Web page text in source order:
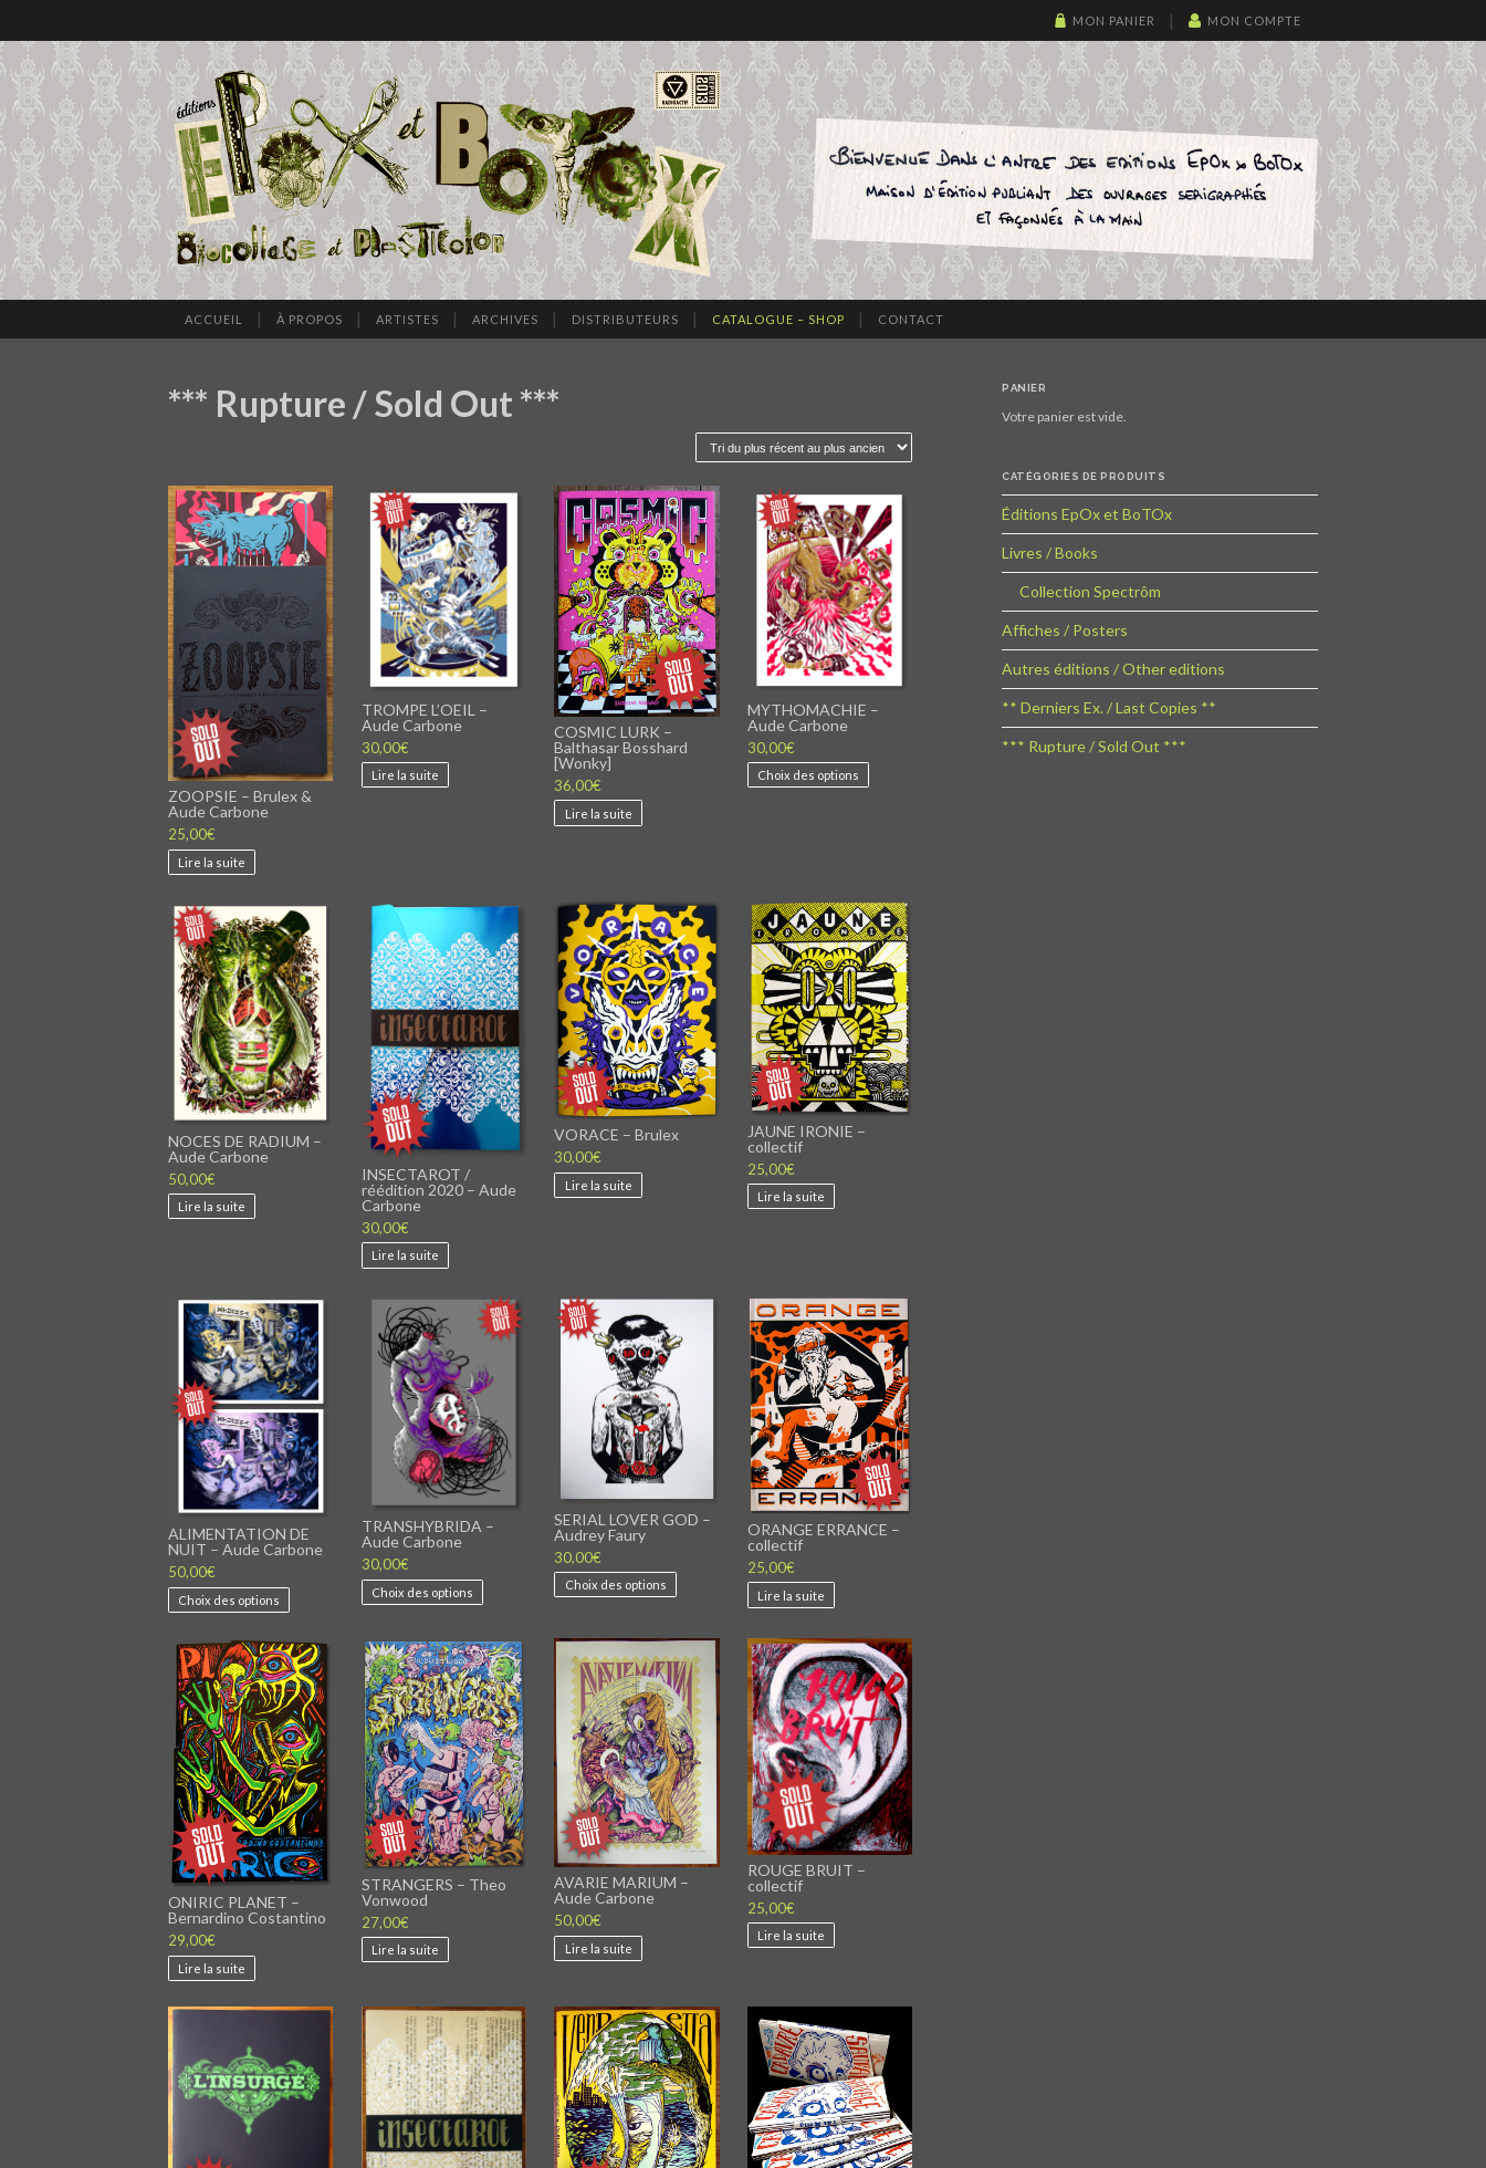
MON COMPTE
MON PANIER
ACCUEIL À PROPOS ARTISTES ARCHIVES DISTRIBUTEURS CATALOGUE – SHOP CONTACT
*** Rupture / Sold Out ***
ZOOPSIE – Brulex &
Aude Carbone
25,00€
Lire la suite
TROMPE L’OEIL –
Aude Carbone
30,00€
Lire la suite
COSMIC LURK –
Balthasar Bosshard
[Wonky]
36,00€
Lire la suite
MYTHOMACHIE –
Aude Carbone
30,00€
Choix des options
peuvent
être
choisies
sur
la
page
du
produit
NOCES DE RADIUM –
Aude Carbone
50,00€
Lire la suite
INSECTAROT /
réédition 2020 – Aude
Carbone
30,00€
Lire la suite
VORACE – Brulex
30,00€
Lire la suite
JAUNE IRONIE –
collectif
25,00€
Lire la suite
ALIMENTATION DE
NUIT – Aude Carbone
50,00€
Choix des options
plusieurs
variations.
Les
options
peuvent
être
choisies
sur
la
page
du
produit
TRANSHYBRIDA –
Aude Carbone
30,00€
Choix des options
plusieurs
variations.
Les
options
peuvent
être
choisies
sur
la
page
du
produit
SERIAL LOVER GOD –
Audrey Faury
30,00€
Choix des options
plusieurs
variations.
Les
options
peuvent
être
choisies
sur
la
page
du
produit
ORANGE ERRANCE –
collectif
25,00€
Lire la suite
ONIRIC PLANET –
Bernardino Costantino
29,00€
Lire la suite
STRANGERS – Theo
Vonwood
27,00€
Lire la suite
AVARIE MARIUM –
Aude Carbone
50,00€
Lire la suite
ROUGE BRUIT –
collectif
25,00€
Lire la suite
PANIER
Votre panier est vide.
CATÉGORIES DE PRODUITS
Éditions EpOx et BoTOx
Livres / Books
Collection Spectrôm
Affiches / Posters
Autres éditions / Other editions
** Derniers Ex. / Last Copies **
*** Rupture / Sold Out ***